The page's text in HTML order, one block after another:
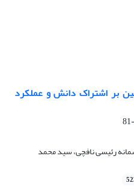
بر اشتراک دانش و عملکرد
رئیسی نافچی، سید محمد